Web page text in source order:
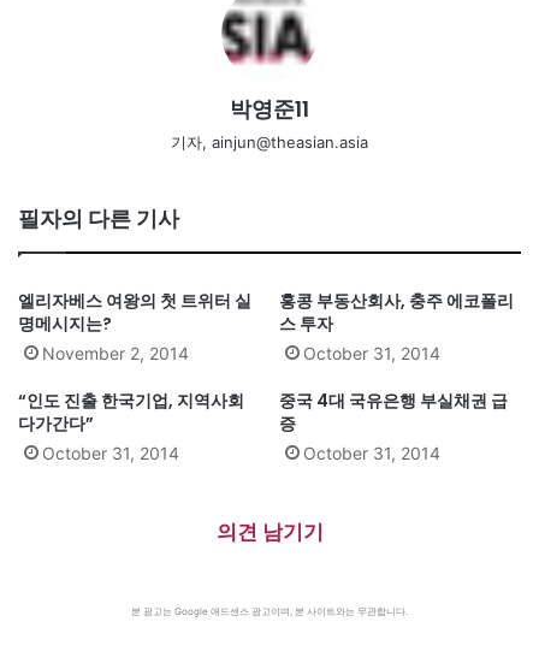
박영준11
기자, ainjun@theasian.asia
필자의 다른 기사
엘리자베스 여왕의 첫 트위터 실
명메시지는?
November 2, 2014
홍콩 부동산회사, 충주 에코폴리
스 투자
October 31, 2014
“인도 진출 한국기업, 지역사회
다가간다”
October 31, 2014
중국 4대 국유은행 부실채권 급
증
October 31, 2014
의견 남기기
본 광고는 Google 애드센스 광고이며, 본 사이트와는 무관합니다.